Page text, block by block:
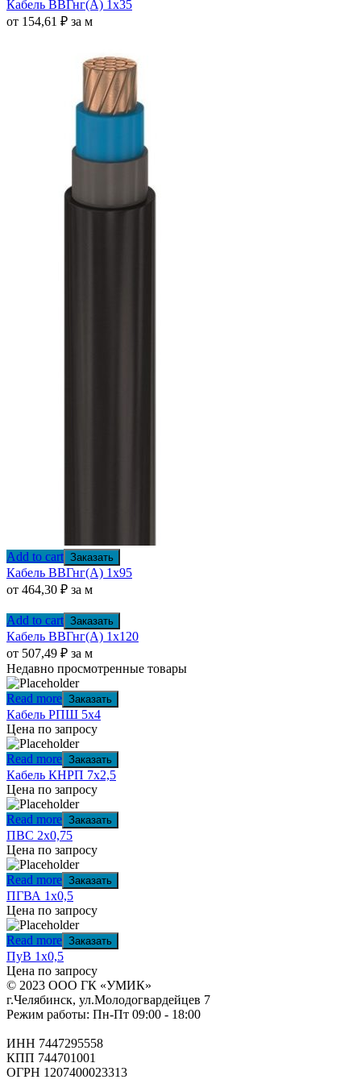
Кабель ВВГнг(А) 1х35
от 154,61 ₽ за м
Add to cart Заказать
Кабель ВВГнг(А) 1х95
от 464,30 ₽ за м
Add to cart Заказать
Кабель ВВГнг(А) 1х120
от 507,49 ₽ за м
Недавно просмотренные товары
Read more Заказать
Кабель РПШ 5х4
Цена по запросу
Read more Заказать
Кабель КНРП 7х2,5
Цена по запросу
Read more Заказать
ПВС 2х0,75
Цена по запросу
Read more Заказать
ПГВА 1х0,5
Цена по запросу
Read more Заказать
ПуВ 1х0,5
Цена по запросу
© 2023 ООО ГК «УМИК»
г.Челябинск, ул.Молодогвардейцев 7
Режим работы: Пн-Пт 09:00 - 18:00
ИНН 7447295558
КПП 744701001
ОГРН 1207400023313